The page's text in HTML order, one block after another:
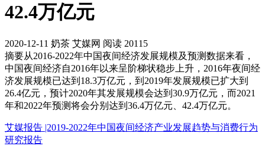
42.4万亿元
2020-12-11 奶茶 艾媒网 阅读 20115
摘要从2016-2022年中国夜间经济发展规模及预测数据来看，
中国夜间经济自2016年以来呈阶梯状稳步上升，2016年夜间经
济发展规模已达到18.3万亿元，到2019年发展规模已扩大到
26.4亿元，预计2020年其发展规模会达到30.9万亿元，而2021
年和2022年预测将会分别达到36.4万亿元、42.4万亿元。
艾媒报告 |2019-2022年中国夜间经济产业发展趋势与消费行为
研究报告